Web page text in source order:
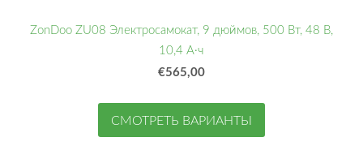
ZonDoo ZU08 Электросамокат, 9 дюймов, 500 Вт, 48 В,
10,4 А·ч
€565,00
СМОТРЕТЬ ВАРИАНТЫ